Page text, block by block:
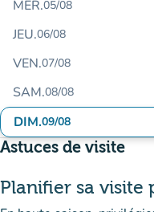
MER.05/08
JEU.06/08
VEN.07/08
SAM.08/08
DIM.09/08
Astuces de visite
Planifier sa visite